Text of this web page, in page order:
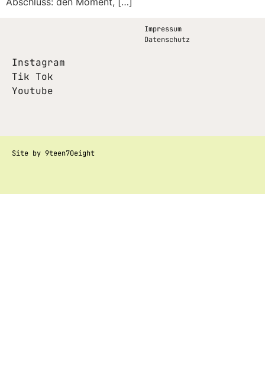
Instagram
Tik Tok
Youtube
Impressum
Datenschutz
Site by 9teen70eight